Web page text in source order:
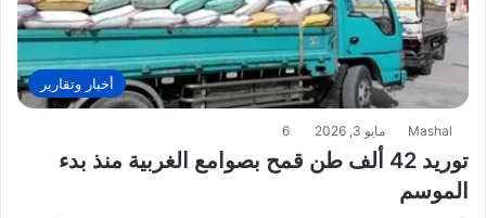
أخبار وتقارير
Mashal مايو 3, 2026 6
توريد 42 ألف طن قمح بصوامع الغربية منذ بدء
الموسم